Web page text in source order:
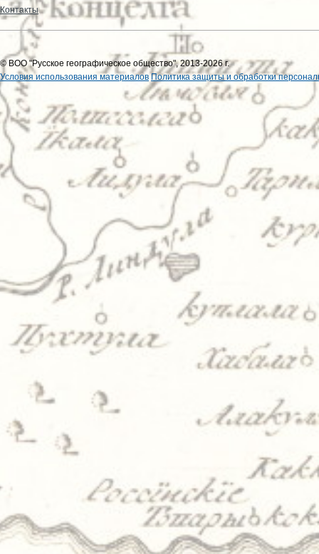
Контакты
© ВОО "Русское географическое общество", 2013-2026 г.
Условия использования материалов Политика защиты и обработки